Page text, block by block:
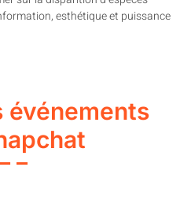
esthétique et puissance
événements